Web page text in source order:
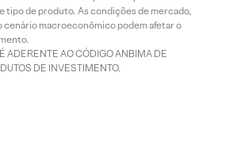
tipo de produto. As condições de mercado,
cenário macroeconômico podem afetar o
ADERENTE AO CÓDIGO ANBIMA DE
DE INVESTIMENTO.